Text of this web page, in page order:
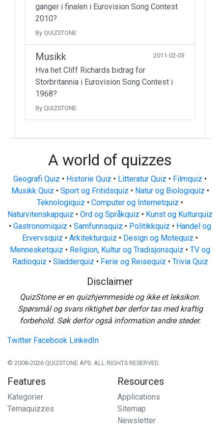
ganger i finalen i Eurovision Song Contest
2010?
By QUIZSTONE
Musikk 2011-02-03
Hva het Cliff Richards bidrag for
Storbritannia i Eurovision Song Contest i
1968?
By QUIZSTONE
A world of quizzes
Geografi Quiz • Historie Quiz • Litteratur Quiz • Filmquiz •
Musikk Quiz • Sport og Fritidsquiz • Natur og Biologiquiz •
Teknologiquiz • Computer og Internetquiz •
Naturvitenskapquiz • Ord og Språkquiz • Kunst og Kulturquiz
• Gastronomiquiz • Samfunnsquiz • Politikkquiz • Handel og
Ervervsquiz • Arkitekturquiz • Design og Motequiz •
Mennesketquiz • Religion, Kultur og Tradisjonsquiz • TV og
Radioquiz • Sladderquiz • Ferie og Reisequiz • Trivia Quiz
Disclaimer
QuizStone er en quizhjemmeside og ikke et leksikon.
Spørsmål og svars riktighet bør derfor tas med kraftig
forbehold. Søk derfor også information andre steder.
Twitter Facebook LinkedIn
© 2008-2026 QUIZSTONE APS. ALL RIGHTS RESERVED.
Features
Kategorier
Temaquizzes
Resources
Applications
Sitemap
Newsletter